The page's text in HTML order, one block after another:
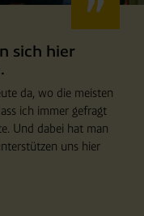
sich hier
da, wo die meisten
ich immer gefragt
Und dabei hat man
uns hier